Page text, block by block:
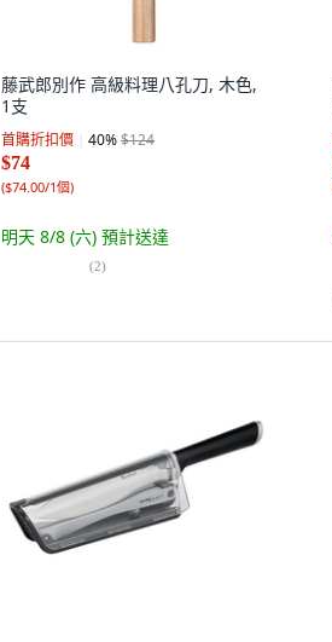
藤武郎別作 高級料理八孔刀, 木色,
1支
首購折扣價 40%$124
$74
($74.00/1個)
明天 8/8 (六) 預計送達
(2)